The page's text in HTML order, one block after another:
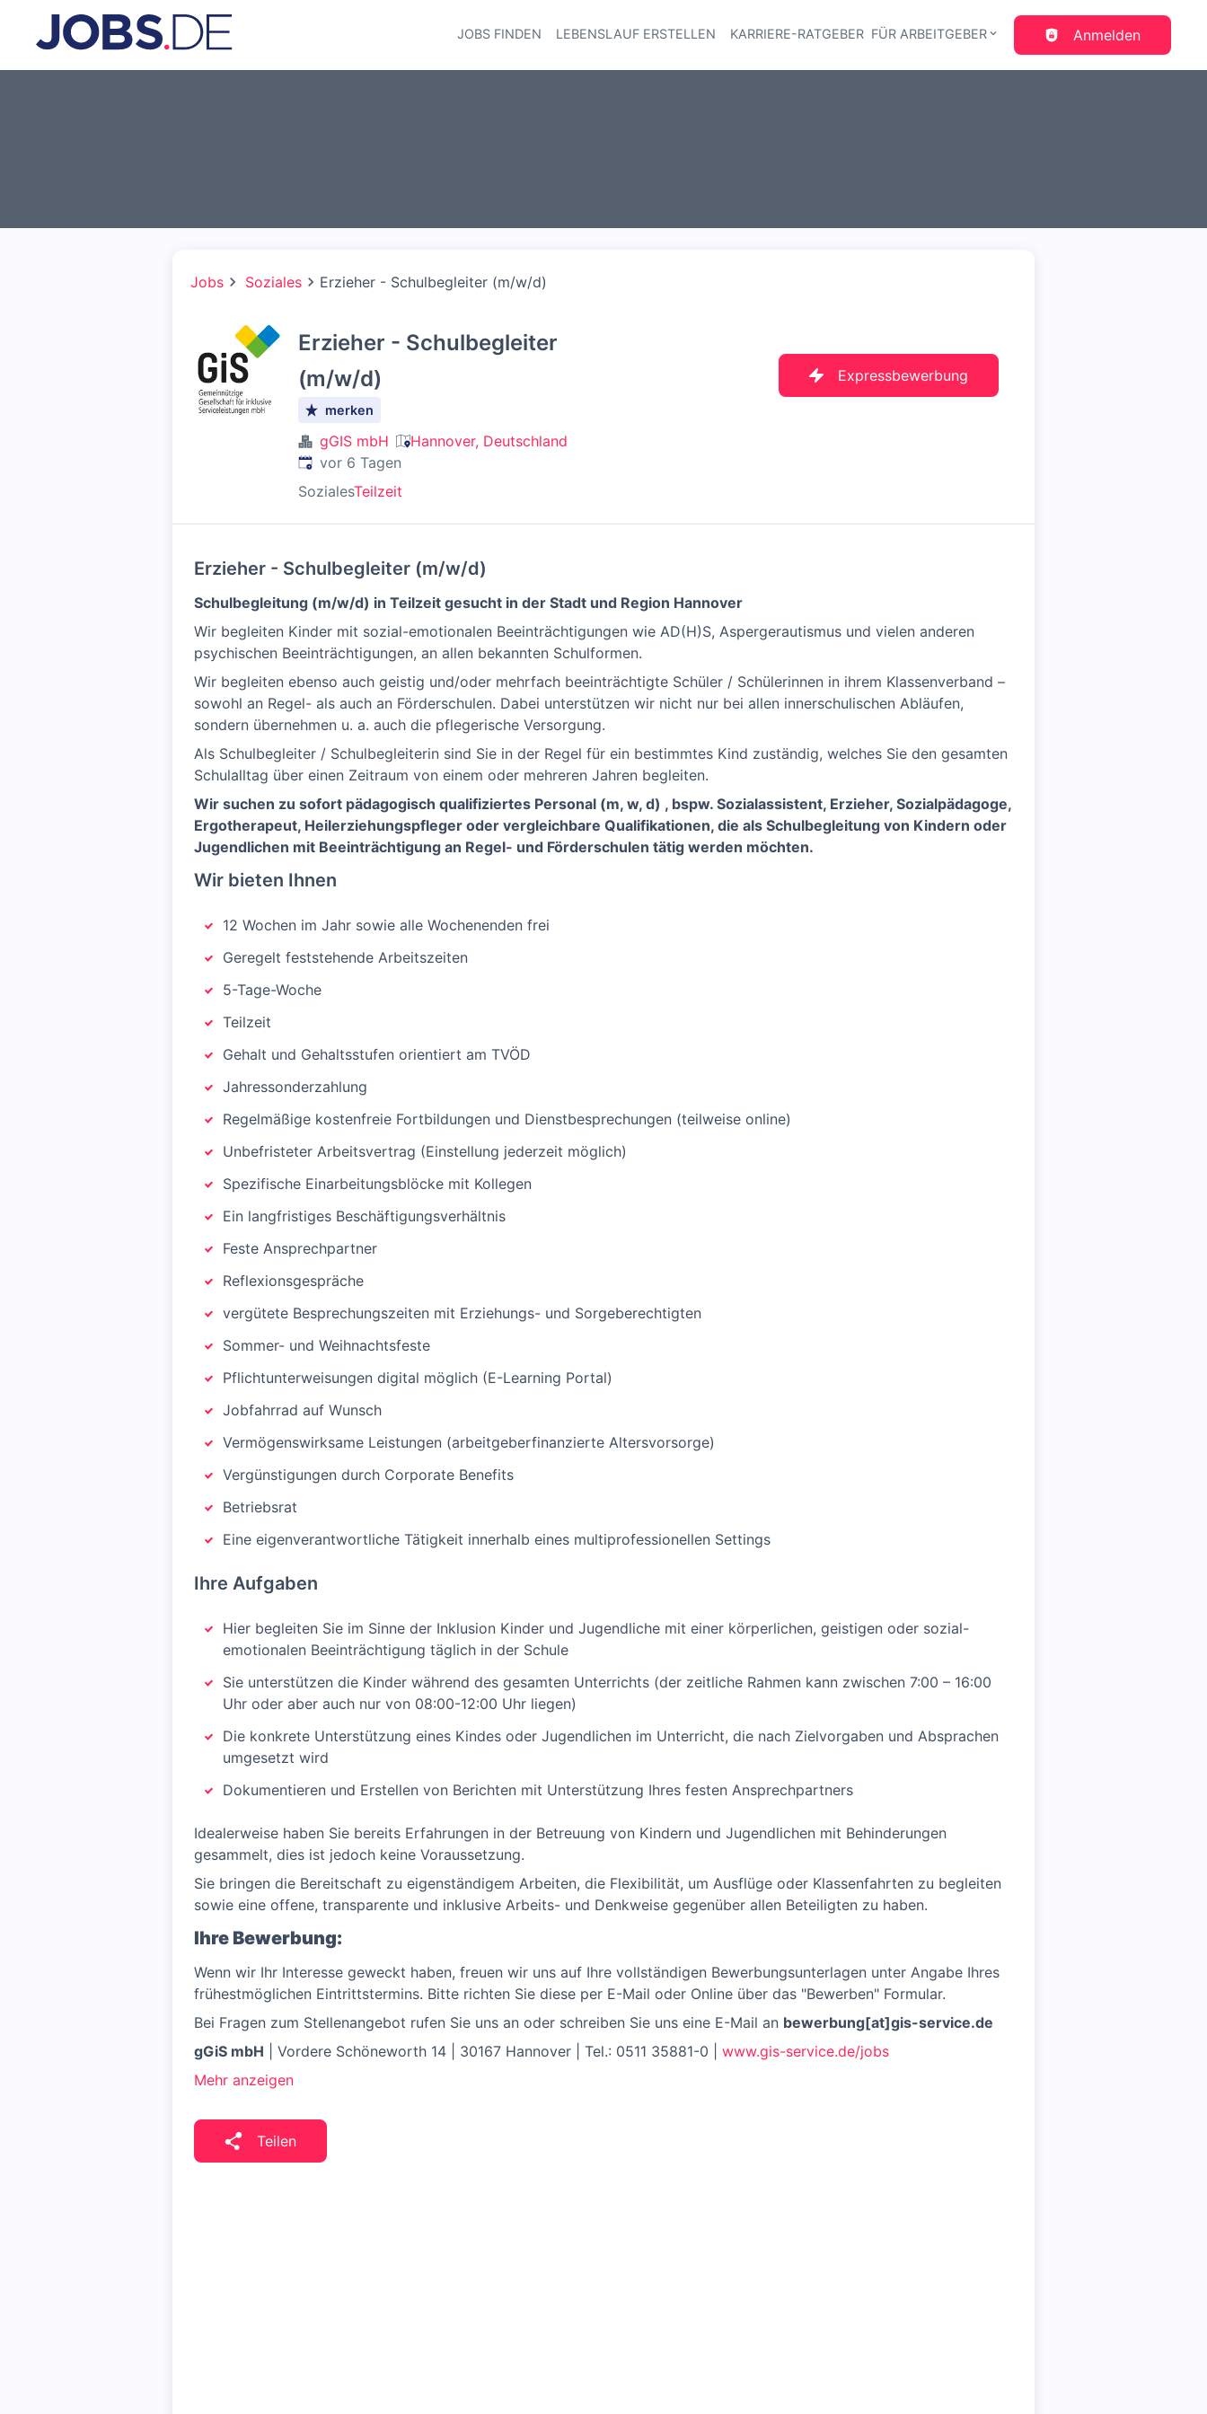
Haupt-Navigation
JOBS FINDEN LEBENSLAUF ERSTELLEN KARRIERE-RATGEBER FÜR ARBEITGEBER Anmelden
Jobs Soziales Erzieher - Schulbegleiter (m/w/d)
Erzieher - Schulbegleiter
(m/w/d)
merken
gGIS mbH
Hannover, Deutschland
Veröffentlicht:
vor 6 Tagen
SozialesTeilzeit
Expressbewerbung
Erzieher - Schulbegleiter (m/w/d)
Schulbegleitung (m/w/d) in Teilzeit gesucht in der Stadt und Region Hannover
Wir begleiten Kinder mit sozial-emotionalen Beeinträchtigungen wie AD(H)S, Aspergerautismus und vielen anderen
psychischen Beeinträchtigungen, an allen bekannten Schulformen.
Wir begleiten ebenso auch geistig und/oder mehrfach beeinträchtigte Schüler / Schülerinnen in ihrem Klassenverband –
sowohl an Regel- als auch an Förderschulen. Dabei unterstützen wir nicht nur bei allen innerschulischen Abläufen,
sondern übernehmen u. a. auch die pflegerische Versorgung.
Als Schulbegleiter / Schulbegleiterin sind Sie in der Regel für ein bestimmtes Kind zuständig, welches Sie den gesamten
Schulalltag über einen Zeitraum von einem oder mehreren Jahren begleiten.
Wir suchen zu sofort pädagogisch qualifiziertes Personal (m, w, d) , bspw. Sozialassistent, Erzieher, Sozialpädagoge,
Ergotherapeut, Heilerziehungspfleger oder vergleichbare Qualifikationen, die als Schulbegleitung von Kindern oder
Jugendlichen mit Beeinträchtigung an Regel- und Förderschulen tätig werden möchten.
Wir bieten Ihnen
12 Wochen im Jahr sowie alle Wochenenden frei
Geregelt feststehende Arbeitszeiten
5-Tage-Woche
Teilzeit
Gehalt und Gehaltsstufen orientiert am TVÖD
Jahressonderzahlung
Regelmäßige kostenfreie Fortbildungen und Dienstbesprechungen (teilweise online)
Unbefristeter Arbeitsvertrag (Einstellung jederzeit möglich)
Spezifische Einarbeitungsblöcke mit Kollegen
Ein langfristiges Beschäftigungsverhältnis
Feste Ansprechpartner
Reflexionsgespräche
vergütete Besprechungszeiten mit Erziehungs- und Sorgeberechtigten
Sommer- und Weihnachtsfeste
Pflichtunterweisungen digital möglich (E-Learning Portal)
Jobfahrrad auf Wunsch
Vermögenswirksame Leistungen (arbeitgeberfinanzierte Altersvorsorge)
Vergünstigungen durch Corporate Benefits
Betriebsrat
Eine eigenverantwortliche Tätigkeit innerhalb eines multiprofessionellen Settings
Ihre Aufgaben
Hier begleiten Sie im Sinne der Inklusion Kinder und Jugendliche mit einer körperlichen, geistigen oder sozial-
emotionalen Beeinträchtigung täglich in der Schule
Sie unterstützen die Kinder während des gesamten Unterrichts (der zeitliche Rahmen kann zwischen 7:00 – 16:00
Uhr oder aber auch nur von 08:00-12:00 Uhr liegen)
Die konkrete Unterstützung eines Kindes oder Jugendlichen im Unterricht, die nach Zielvorgaben und Absprachen
umgesetzt wird
Dokumentieren und Erstellen von Berichten mit Unterstützung Ihres festen Ansprechpartners
Idealerweise haben Sie bereits Erfahrungen in der Betreuung von Kindern und Jugendlichen mit Behinderungen
gesammelt, dies ist jedoch keine Voraussetzung.
Sie bringen die Bereitschaft zu eigenständigem Arbeiten, die Flexibilität, um Ausflüge oder Klassenfahrten zu begleiten
sowie eine offene, transparente und inklusive Arbeits- und Denkweise gegenüber allen Beteiligten zu haben.
Ihre Bewerbung:
Wenn wir Ihr Interesse geweckt haben, freuen wir uns auf Ihre vollständigen Bewerbungsunterlagen unter Angabe Ihres
frühestmöglichen Eintrittstermins. Bitte richten Sie diese per E-Mail oder Online über das "Bewerben" Formular.
Bei Fragen zum Stellenangebot rufen Sie uns an oder schreiben Sie uns eine E-Mail an bewerbung[at]gis-service.de
gGiS mbH | Vordere Schöneworth 14 | 30167 Hannover | Tel.: 0511 35881-0 | www.gis-service.de/jobs
Mehr anzeigen
Teilen